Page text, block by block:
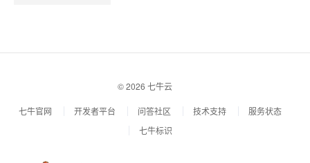
© 2026 七牛云
七牛官网 开发者平台 问答社区 技术支持
服务状态
七牛标识